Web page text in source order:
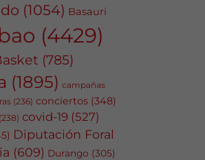
(1054) Basauri
(4429)
(785)
(1895) campañas
(236) conciertos (348)
(238) covid-19 (527)
Diputación Foral
(609) Durango (305)